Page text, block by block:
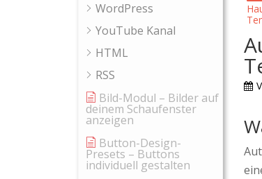
WordPress
YouTube Kanal
HTML
RSS
Bild-Modul – Bilder auf
deinem Schaufenster
anzeigen
Button-Design-
Presets – Buttons
individuell gestalten